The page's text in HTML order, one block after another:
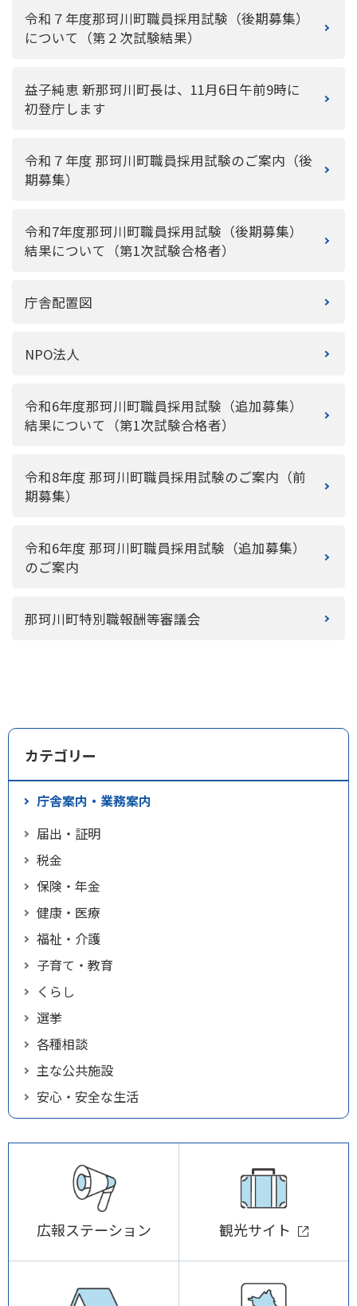
令和７年度那珂川町職員採用試験（後期募集）
について（第２次試験結果）
益子純恵 新那珂川町長は、11月6日午前9時に
初登庁します
令和７年度 那珂川町職員採用試験のご案内（後
期募集）
令和7年度那珂川町職員採用試験（後期募集）
結果について（第1次試験合格者）
庁舎配置図
NPO法人
令和6年度那珂川町職員採用試験（追加募集）
結果について（第1次試験合格者）
令和8年度 那珂川町職員採用試験のご案内（前
期募集）
令和6年度 那珂川町職員採用試験（追加募集）
のご案内
那珂川町特別職報酬等審議会
カテゴリー
庁舎案内・業務案内
届出・証明
税金
保険・年金
健康・医療
福祉・介護
子育て・教育
くらし
選挙
各種相談
主な公共施設
安心・安全な生活
広報ステーション 観光サイト